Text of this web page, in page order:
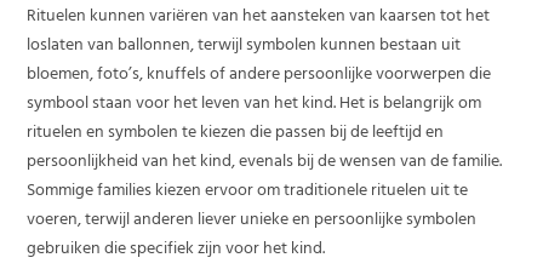
Rituelen kunnen variëren van het aansteken van kaarsen tot het
loslaten van ballonnen, terwijl symbolen kunnen bestaan uit
bloemen, foto’s, knuffels of andere persoonlijke voorwerpen die
symbool staan voor het leven van het kind. Het is belangrijk om
rituelen en symbolen te kiezen die passen bij de leeftijd en
persoonlijkheid van het kind, evenals bij de wensen van de familie.
Sommige families kiezen ervoor om traditionele rituelen uit te
voeren, terwijl anderen liever unieke en persoonlijke symbolen
gebruiken die specifiek zijn voor het kind.